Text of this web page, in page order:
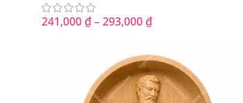
241,000₫–293,000₫